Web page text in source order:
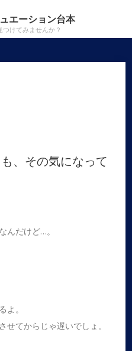
エーション台本
つけてみませんか？
、その気になって
んだけど…。
よ。
させてからじゃ遅いでしょ。